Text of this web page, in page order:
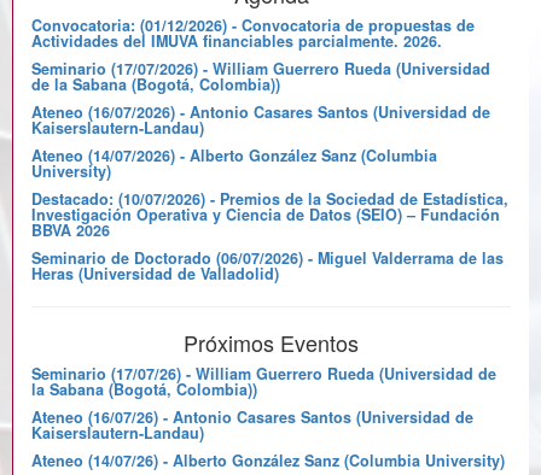
Convocatoria: (01/12/2026) - Convocatoria de propuestas de
Actividades del IMUVA financiables parcialmente. 2026.
Seminario (17/07/2026) - William Guerrero Rueda (Universidad
de la Sabana (Bogotá, Colombia))
Ateneo (16/07/2026) - Antonio Casares Santos (Universidad de
Kaiserslautern-Landau)
Ateneo (14/07/2026) - Alberto González Sanz (Columbia
University)
Destacado: (10/07/2026) - Premios de la Sociedad de Estadística,
Investigación Operativa y Ciencia de Datos (SEIO) – Fundación
BBVA 2026
Seminario de Doctorado (06/07/2026) - Miguel Valderrama de las
Heras (Universidad de Valladolid)
Próximos Eventos
Seminario (17/07/26) - William Guerrero Rueda (Universidad de
la Sabana (Bogotá, Colombia))
Ateneo (16/07/26) - Antonio Casares Santos (Universidad de
Kaiserslautern-Landau)
Ateneo (14/07/26) - Alberto González Sanz (Columbia University)